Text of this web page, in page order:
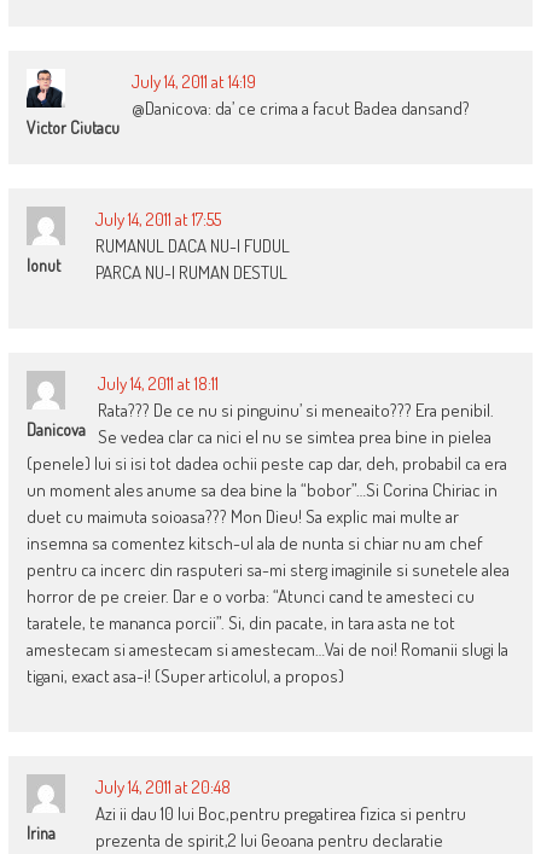
Victor Ciutacu
July 14, 2011 at 14:19
@Danicova: da’ ce crima a facut Badea dansand?
Ionut
July 14, 2011 at 17:55
RUMANUL DACA NU-I FUDUL
PARCA NU-I RUMAN DESTUL
Danicova
July 14, 2011 at 18:11
Rata??? De ce nu si pinguinu’ si meneaito??? Era penibil.
Se vedea clar ca nici el nu se simtea prea bine in pielea
(penele) lui si isi tot dadea ochii peste cap dar, deh, probabil ca era
un moment ales anume sa dea bine la “bobor”…Si Corina Chiriac in
duet cu maimuta soioasa??? Mon Dieu! Sa explic mai multe ar
insemna sa comentez kitsch-ul ala de nunta si chiar nu am chef
pentru ca incerc din rasputeri sa-mi sterg imaginile si sunetele alea
horror de pe creier. Dar e o vorba: “Atunci cand te amesteci cu
taratele, te mananca porcii”. Si, din pacate, in tara asta ne tot
amestecam si amestecam si amestecam…Vai de noi! Romanii slugi la
tigani, exact asa-i! (Super articolul, a propos)
Irina
July 14, 2011 at 20:48
Azi ii dau 10 lui Boc,pentru pregatirea fizica si pentru
prezenta de spirit,2 lui Geoana pentru declaratie